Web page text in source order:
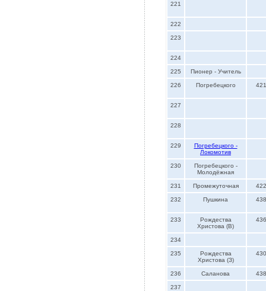
221
222
223
224
225 Пионер - Учитель
226 Погребецкого
227
228
229
Погребецкого -
Локомотив
230
Погребецкого -
Молодёжная
231 Промежуточная
232 Пушкина
233
Рождества
Христова (В)
234
235
Рождества
Христова (З)
236 Саланова
237